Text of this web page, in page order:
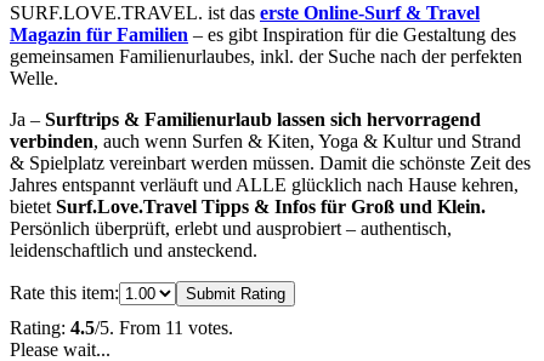
SURF.LOVE.TRAVEL. ist das erste Online-Surf & Travel
Magazin für Familien – es gibt Inspiration für die Gestaltung des
gemeinsamen Familienurlaubes, inkl. der Suche nach der perfekten
Welle.
Ja – Surftrips & Familienurlaub lassen sich hervorragend
verbinden, auch wenn Surfen & Kiten, Yoga & Kultur und Strand
& Spielplatz vereinbart werden müssen. Damit die schönste Zeit des
Jahres entspannt verläuft und ALLE glücklich nach Hause kehren,
bietet Surf.Love.Travel Tipps & Infos für Groß und Klein.
Persönlich überprüft, erlebt und ausprobiert – authentisch,
leidenschaftlich und ansteckend.
Rate this item: Submit Rating
Rating: 4.5/5. From 11 votes.
Please wait...